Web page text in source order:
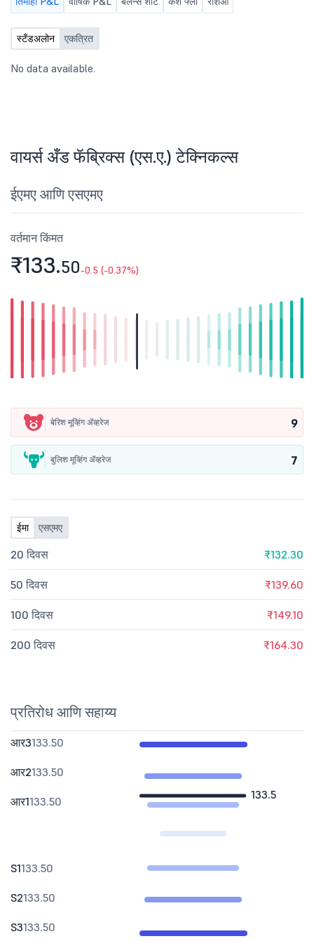
स्टँडअलोन एकत्रित
No data available.
वायर्स अँड फॅब्रिक्स (एस.ए.) टेक्निकल्स
ईएमए आणि एसएमए
वर्तमान किंमत
₹133.50-0.5 (-0.37%)
बेरिश मूव्हिंग ॲव्हरेज 9
बुलिश मूव्हिंग ॲव्हरेज 7
ईमा एसएमए
20 दिवस ₹132.30
50 दिवस ₹139.60
100 दिवस ₹149.10
200 दिवस ₹164.30
प्रतिरोध आणि सहाय्य
133.5
आर3133.50
आर2133.50
आर1133.50
S1133.50
S2133.50
S3133.50